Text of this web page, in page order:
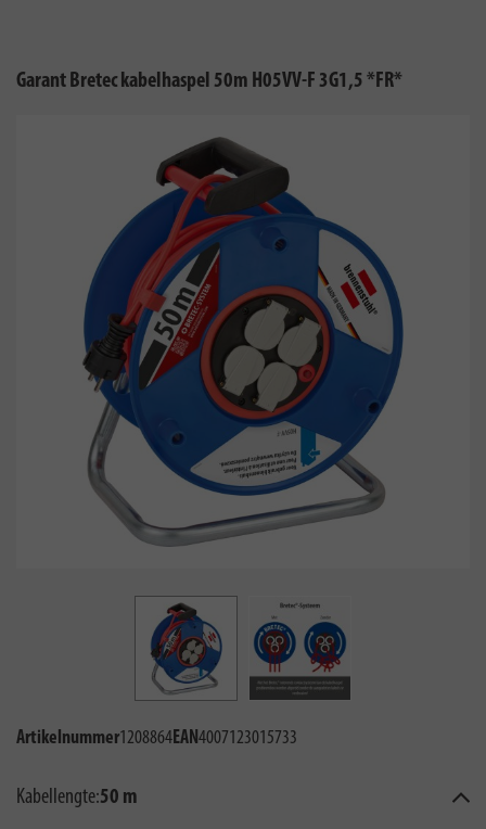
Garant Bretec kabelhaspel 50m H05VV-F 3G1,5 *FR*
Artikelnummer1208864EAN4007123015733
Kabellengte:50 m